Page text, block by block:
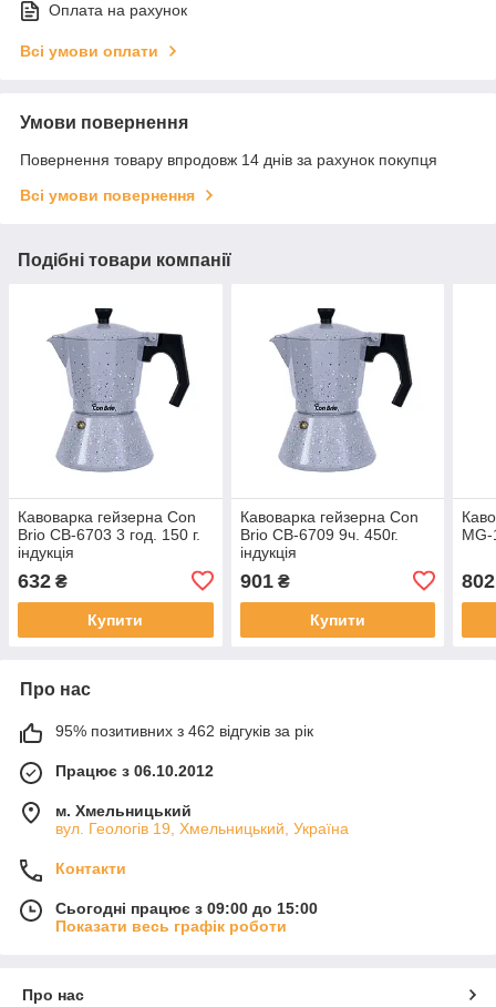
Оплата на рахунок
Всі умови оплати
Умови повернення
Повернення товару впродовж 14 днів за рахунок покупця
Всі умови повернення
Подібні товари компанії
Кавоварка гейзерна Con
Brio CB-6703 3 год. 150 г.
індукція
632 ₴
Купити
Кавоварка гейзерна Con
Brio CB-6709 9ч. 450г.
індукція
901₴
Купити
MG-
802
Про нас
95% позитивних з 462 відгуків за рік
Працює з 06.10.2012
м. Хмельницький
вул. Геологів 19, Хмельницький, Україна
Контакти
Сьогодні працює з 09:00 до 15:00
Показати весь графік роботи
Про нас